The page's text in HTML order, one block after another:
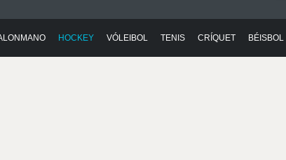
HOCKEY VÓLEIBOL TENIS CRÍQUET BÉISBOL